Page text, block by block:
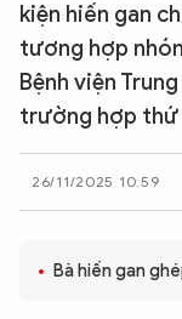
XÃ HỘI
PHÁP LUẬT
CÔNG NGHỆ
kiện hiến gan
tương hợp
Bệnh viện
trường hợp thứ
26/11/2025 10:59
Bà hiến gan